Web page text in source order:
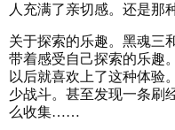
人充满了亲切感。还是那
关于探索的乐趣。黑魂三
带着感受自己探索的乐趣
以后就喜欢上了这种体验
少战斗。甚至发现一条刷
么收集……